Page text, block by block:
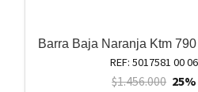
Barra Baja Naranja Ktm
REF: 5017581 00 06
$1.456.000 25%